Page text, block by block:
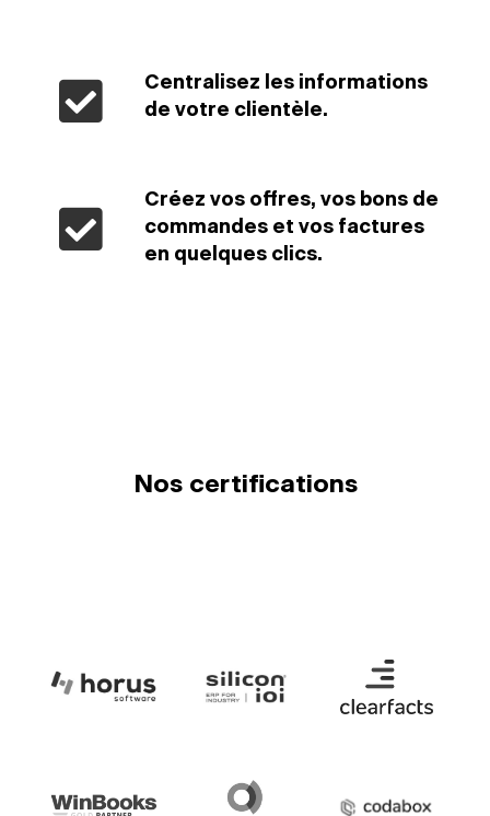
Centralisez les informations
de votre clientèle.
Créez vos offres, vos bons de
commandes et vos factures
en quelques clics.
Nos certifications